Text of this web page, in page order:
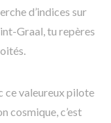
d’indices sur
Graal, tu repères
ce valeureux pilote
cosmique, c’est